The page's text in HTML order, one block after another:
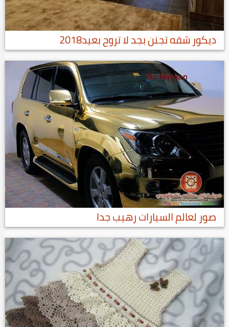
ديكور شقه تجنن بجد لا تروح بعيد2018
صور لعالم السيارات رهيب جدا